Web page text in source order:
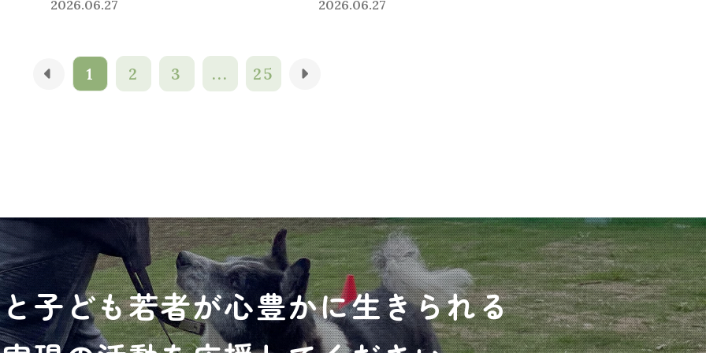
2026.06.27 2026.06.27
1 2 3 ... 25
子ども若者が心豊かに生きられる